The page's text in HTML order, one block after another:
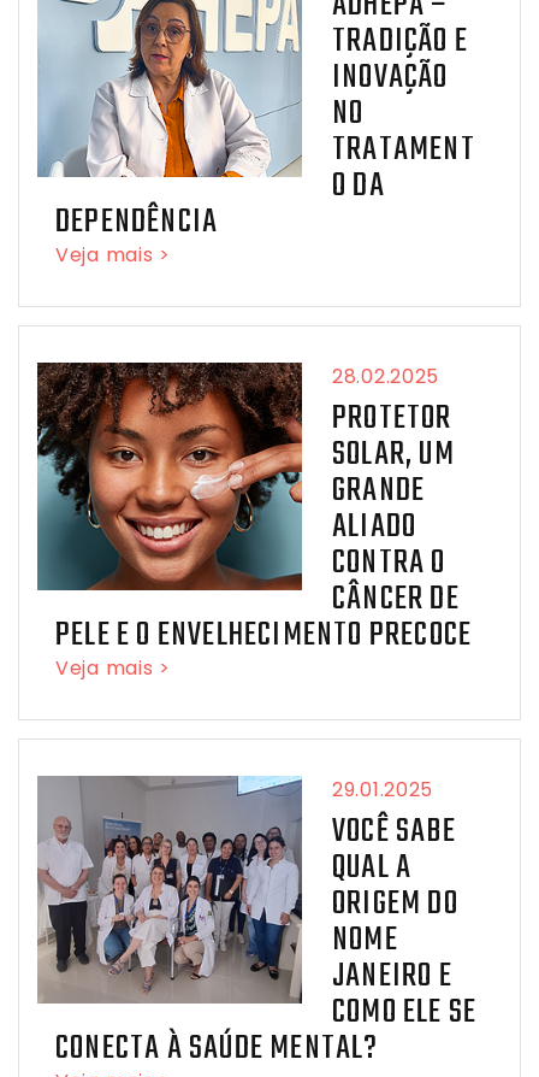
TRADIÇÃO E
INOVAÇÃO
NO
TRATAMENT
O DA
DEPENDÊNCIA
Veja mais >
28.02.2025
PROTETOR
SOLAR, UM
GRANDE
ALIADO
CONTRA O
CÂNCER DE
PELE E O ENVELHECIMENTO PRECOCE
Veja mais >
29.01.2025
VOCÊ SABE
QUAL A
ORIGEM DO
NOME
JANEIRO E
COMO ELE SE
CONECTA À SAÚDE MENTAL?